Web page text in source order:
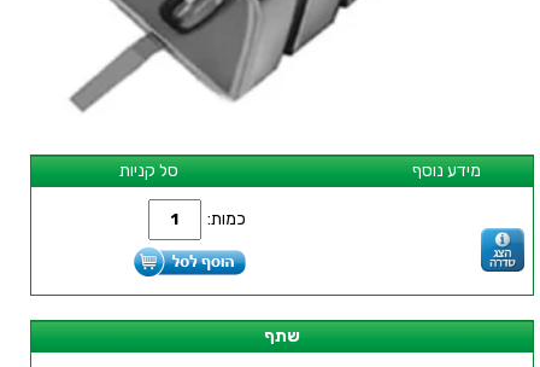
סל קניות מידע נוסף
כמות:
שתף